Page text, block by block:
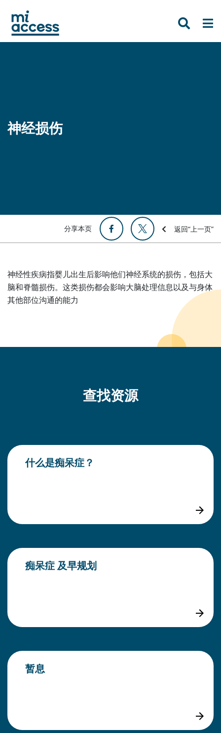
main
content
神经损伤
分享本页 返回“上一页”
神经性疾病指婴儿出生后影响他们神经系统的损伤，包括大
脑和脊髓损伤。这类损伤都会影响大脑处理信息以及与身体
其他部位沟通的能力
查找资源
什么是痴呆症？
痴呆症 及早规划
暂息